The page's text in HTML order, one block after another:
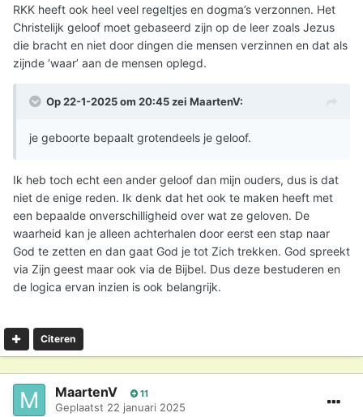
RKK heeft ook heel veel regeltjes en dogma’s verzonnen. Het
Christelijk geloof moet gebaseerd zijn op de leer zoals Jezus
die bracht en niet door dingen die mensen verzinnen en dat als
zijnde ‘waar’ aan de mensen oplegd.
Op 22-1-2025 om 20:45 zei MaartenV:
je geboorte bepaalt grotendeels je geloof.
Ik heb toch echt een ander geloof dan mijn ouders, dus is dat
niet de enige reden. Ik denk dat het ook te maken heeft met
een bepaalde onverschilligheid over wat ze geloven. De
waarheid kan je alleen achterhalen door eerst een stap naar
God te zetten en dan gaat God je tot Zich trekken. God spreekt
via Zijn geest maar ook via de Bijbel. Dus deze bestuderen en
de logica ervan inzien is ook belangrijk.
Citeren
MaartenV 11
Geplaatst 22 januari 2025